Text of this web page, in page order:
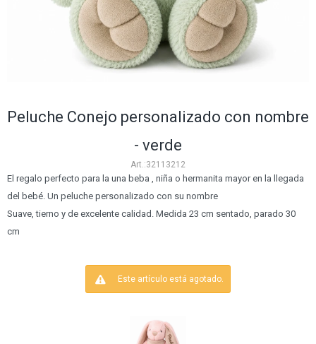
Peluche Conejo personalizado con nombre
- verde
32113212
El regalo perfecto para la una beba , niña o hermanita mayor en la llegada
del bebé. Un peluche personalizado con su nombre
Suave, tierno y de excelente calidad. Medida 23 cm sentado, parado 30
cm
Este artículo está agotado.